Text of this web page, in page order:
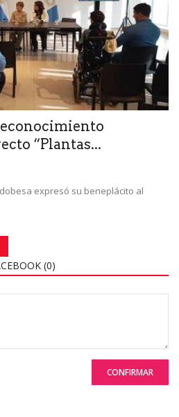
“Plantas...
expresó su beneplácito al
(0)
CONFIRMAR